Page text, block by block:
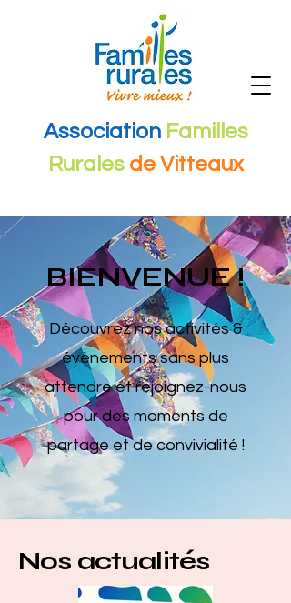
Association Familles
Rurales de Vitteaux
BIENVENUE !
Découvrez nos activités &
évènements sans plus
attendre et rejoignez-nous
pour des moments de
partage et de convivialité !
Nos actualités